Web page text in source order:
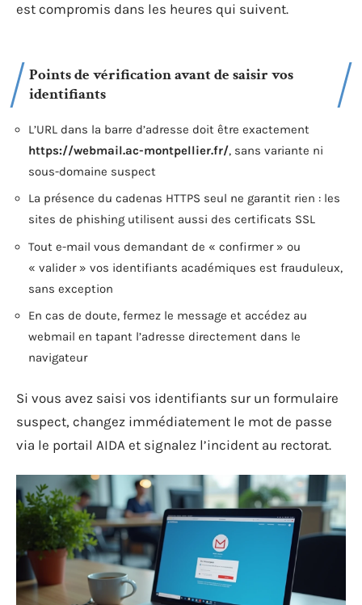
est compromis dans les heures qui suivent.
Points de vérification avant de saisir vos
identifiants
L’URL dans la barre d’adresse doit être exactement
https://webmail.ac-montpellier.fr/, sans variante ni
sous-domaine suspect
La présence du cadenas HTTPS seul ne garantit rien : les
sites de phishing utilisent aussi des certificats SSL
Tout e-mail vous demandant de « confirmer » ou
« valider » vos identifiants académiques est frauduleux,
sans exception
En cas de doute, fermez le message et accédez au
webmail en tapant l’adresse directement dans le
navigateur
Si vous avez saisi vos identifiants sur un formulaire
suspect, changez immédiatement le mot de passe
via le portail AIDA et signalez l’incident au rectorat.